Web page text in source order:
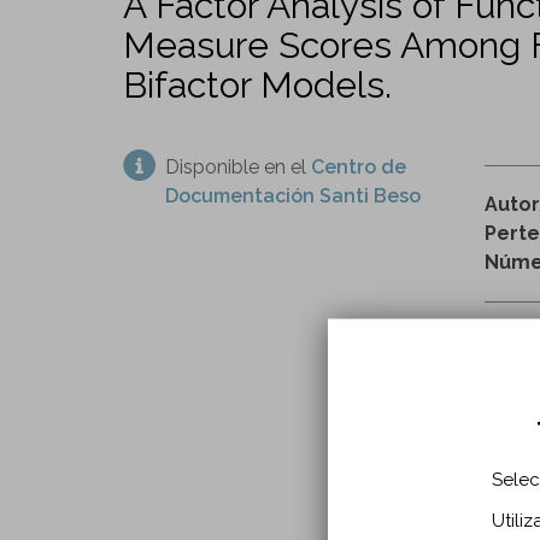
Measure Scores Among
Bifactor Models.
Disponible en el Centro de
Documentación Santi Beso